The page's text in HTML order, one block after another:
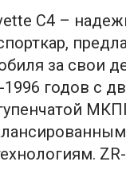
C4 –
за свои
годов с